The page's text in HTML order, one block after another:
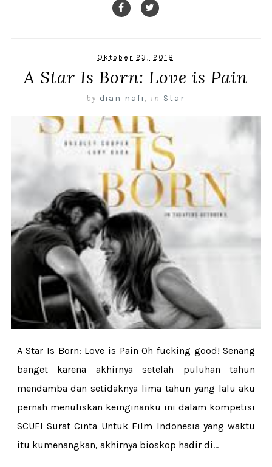
Oktober 23, 2018
A Star Is Born: Love is Pain
by dian nafi , in Star
A Star Is Born: Love is Pain Oh fucking good! Senang
banget karena akhirnya setelah puluhan tahun
mendamba dan setidaknya lima tahun yang lalu aku
pernah menuliskan keinginanku ini dalam kompetisi
SCUFI Surat Cinta Untuk Film Indonesia yang waktu
itu kumenangkan, akhirnya bioskop hadir di...